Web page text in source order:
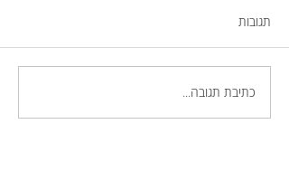
תגובות
כתיבת תגובה...